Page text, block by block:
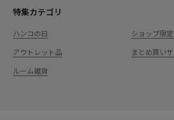
特集カテゴリ
ハンコの日
ショップ限
アウトレット品
まとめ買い
ルーム雑貨